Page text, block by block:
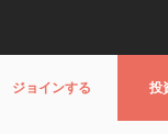
ジョインする 投